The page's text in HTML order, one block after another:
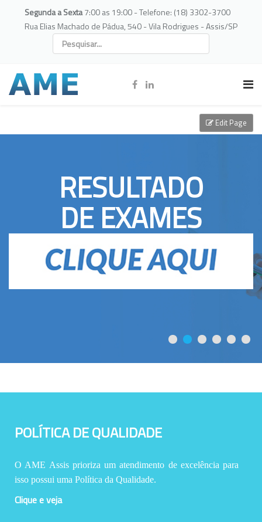
Segunda a Sexta7:00 as 19:00 - Telefone: (18) 3302-3700
Rua Elias Machado de Pádua, 540 - Vila Rodrigues - Assis/SP
RESULTADO
DE EXAMES
POLÍTICA DE QUALIDADE
O AME Assis prioriza um atendimento de excelência para
isso possui uma Política da Qualidade.
Clique e veja
Edit Page